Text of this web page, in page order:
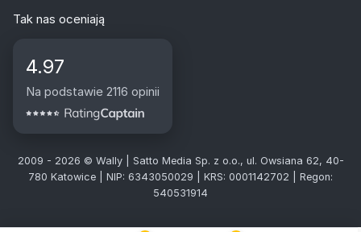
Tak nas oceniają
4.97
Na podstawie 2116 opinii
2009 - 2026 © Wally | Satto Media Sp. z o.o., ul. Owsiana 62, 40-
780 Katowice | NIP: 6343050029 | KRS: 0001142702 | Regon:
540531914